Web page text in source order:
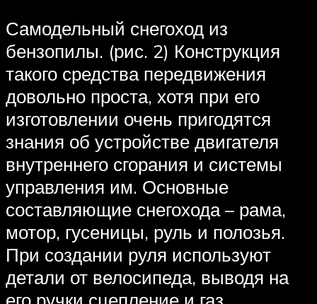
Самодельный снегоход из
бензопилы. (рис. 2) Конструкция
такого средства передвижения
довольно проста, хотя при его
изготовлении очень пригодятся
знания об устройстве двигателя
внутреннего сгорания и системы
управления им. Основные
составляющие снегохода – рама,
мотор, гусеницы, руль и полозья.
При создании руля используют
детали от велосипеда, выводя на